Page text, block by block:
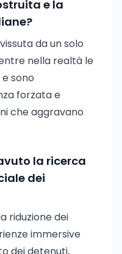
e la
da un solo
nella realtà le
sono
forzata e
che aggravano
la ricerca
dei
riduzione dei
immersive